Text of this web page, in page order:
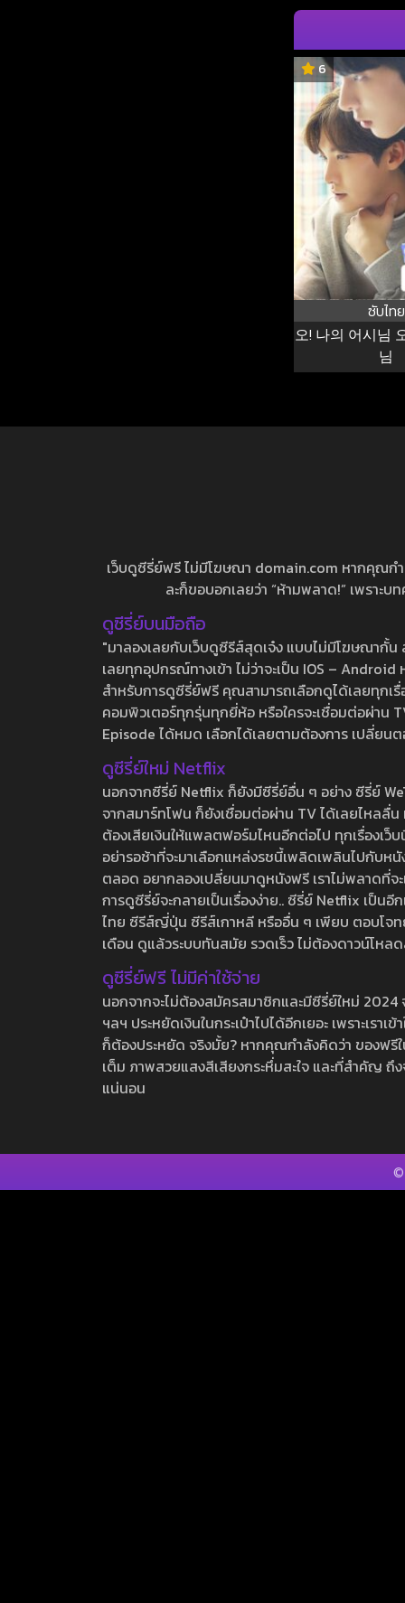
6
ซับไทย
오! 나의 어시님
님
เว็บดูซีรี่ย์ฟรี ไม่มีโฆษณา domain.com หากคุณก
ละก็ขอบอกเลยว่า “ห้ามพลาด!” เพราะ
ดูซีรี่ย์บนมือถือ
"มาลองเลยกับเว็บดูซีรีส์สุดเจ๋ง แบบไม่มีโฆษณากั้
เลยทุกอุปกรณ์ทางเข้า ไม่ว่าจะเป็น IOS –
สำหรับการดูซีรี่ย์ฟรี คุณสามารถเลือกดูได้เลยทุกเ
คอมพิวเตอร์ทุกรุ่นทุกยี่ห้อ หรือใครจะเชื่อมต่อผ่าน
Episode ได้หมด เลือกได้เลยตามต้องการ เปลี่ยน
ดูซีรี่ย์ใหม่ Netflix
นอกจากซีรี่ย์ Netflix ก็ยังมีซีรี่ย์อื่น ๆ อย่าง ซีรี่ย์
จากสมาร์ทโฟน ก็ยังเชื่อมต่อผ่าน TV ได้เลยไหลลื่
ต้องเสียเงินให้แพลตฟอร์มไหนอีกต่อไป ทุกเรื่องเว็
อย่ารอช้าที่จะมาเลือกแหล่งรชนี้เพลิดเพลินไปกับห
ตลอด อยากลองเปลี่ยนมาดูหนังฟรี เราไม่พลาดที่
การดูซีรี่ย์จะกลายเป็นเรื่องง่าย.. ซีรี่ย์ Netflix เป็น
ไทย ซีรีส์ญี่ปุ่น ซีรีส์เกาหลี หรืออื่น ๆ เพียบ ตอบโจท
เดือน ดูแล้วระบบทันสมัย รวดเร็ว ไม่ต้องดาวน์โห
ดูซีรี่ย์ฟรี ไม่มีค่าใช้จ่าย
นอกจากจะไม่ต้องสมัครสมาชิกและมีซีรี่ย์ใหม่
ฯลฯ ประหยัดเงินในกระเป๋าไปได้อีกเยอะ เพราะเร
ก็ต้องประหยัด จริงมั้ย? หากคุณกำลังคิดว่า ของฟ
เต็ม ภาพสวยแสงสีเสียงกระหึ่มสะใจ และที่สำคัญ
แน่นอน
©